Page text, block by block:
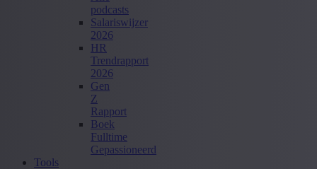
podcasts
Salariswijzer
2026
HR
Trendrapport
2026
Gen
Z
Rapport
Boek
Fulltime
Gepassioneerd
Tools